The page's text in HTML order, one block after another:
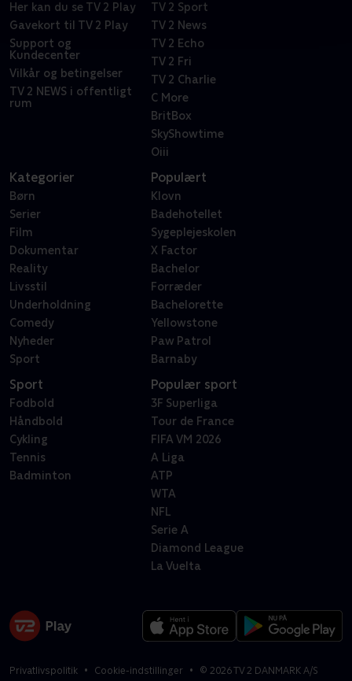
Her kan du se TV 2 Play
Gavekort til TV 2 Play
Support og
Kundecenter
Vilkår og betingelser
TV 2 NEWS i offentligt
rum
TV 2 Sport
TV 2 News
TV 2 Echo
TV 2 Fri
TV 2 Charlie
C More
BritBox
SkyShowtime
Oiii
Kategorier
Børn
Serier
Film
Dokumentar
Reality
Livsstil
Underholdning
Comedy
Nyheder
Sport
Populært
Klovn
Badehotellet
Sygeplejeskolen
X Factor
Bachelor
Forræder
Bachelorette
Yellowstone
Paw Patrol
Barnaby
Sport
Fodbold
Håndbold
Cykling
Tennis
Badminton
Populær sport
3F Superliga
Tour de France
FIFA VM 2026
A Liga
ATP
WTA
NFL
Serie A
Diamond League
La Vuelta
Privatlivspolitik Cookie-indstillinger © 2026TV 2 DANMARK A/S